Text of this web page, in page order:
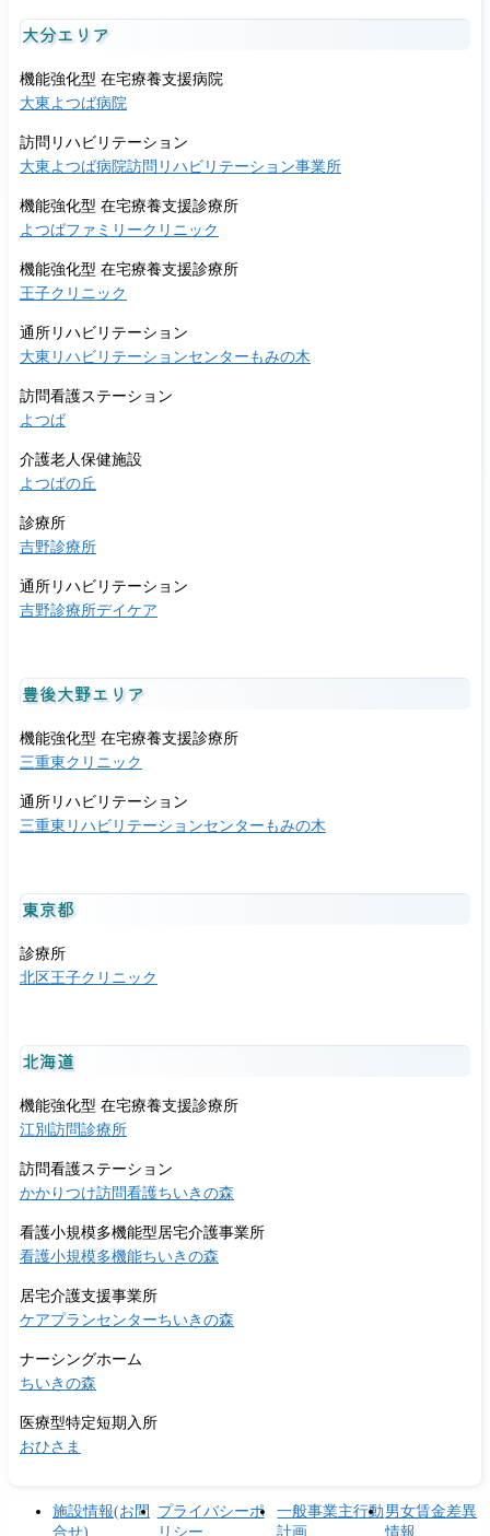
大分エリア
機能強化型 在宅療養支援病院
大東よつば病院
訪問リハビリテーション
大東よつば病院訪問リハビリテーション事業所
機能強化型 在宅療養支援診療所
よつばファミリークリニック
機能強化型 在宅療養支援診療所
王子クリニック
通所リハビリテーション
大東リハビリテーションセンターもみの木
訪問看護ステーション
よつば
介護老人保健施設
よつばの丘
診療所
吉野診療所
通所リハビリテーション
吉野診療所デイケア
豊後大野エリア
機能強化型 在宅療養支援診療所
三重東クリニック
通所リハビリテーション
三重東リハビリテーションセンターもみの木
東京都
診療所
北区王子クリニック
北海道
機能強化型 在宅療養支援診療所
江別訪問診療所
訪問看護ステーション
かかりつけ訪問看護ちいきの森
看護小規模多機能型居宅介護事業所
看護小規模多機能ちいきの森
居宅介護支援事業所
ケアプランセンターちいきの森
ナーシングホーム
ちいきの森
医療型特定短期入所
おひさま
施設情報(お問
合せ)
プライバシーポ
リシー
一般事業主行動
計画
男女賃金差異
情報